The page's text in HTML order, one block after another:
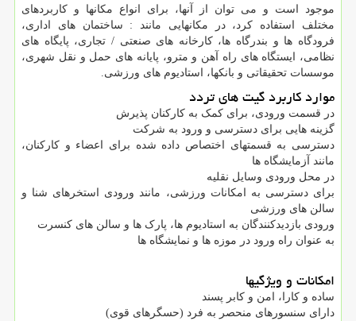
موجود است و می توان از آنها، برای انواع مکانها و کاربردهای
مختلف استفاده کرد، در مکانهایی مانند : ساختمان های اداری،
فرودگاه ها و بندرگاه ها، کارخانه های صنعتی / تجاری، پایگاه های
نظامی، ایستگاه های راه آهن و مترو، پایانه های حمل و نقل شهری،
موسسات تحقیقاتی و بانکها، استادیوم های ورزشی.
موارد کاربرد گیت های تردد
در قسمت ورودی، برای کمک به کارکنان پذیرش
گزینه هایی برای دسترسی و ورود به شرکت
دسترسی به قسمتهای اختصاص داده شده برای اعضاء و کارکنان،
مانند آزمایشگاه ها
در محل ورودی وسایل نقلیه
برای دسترسی به امکانات ورزشی، مانند ورودی استخرهای شنا و
سالن های ورزشی
ورودی بازدیدکنندگان به استادیوم ها، پارک ها و سالن های کنسرت
به عنوان راه ورود در موزه ها و نمایشگاه ها
امکانات و ویژگیها
ساده و کارا، امن و کابر پسند
دارای سنسورهای منحصر به فرد (حسگرهای قوی)